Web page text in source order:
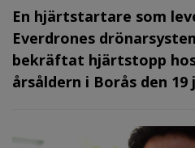
En hjärtstartare som
Everdrones
bekräftat hjärtstopp hos
årsåldern i Borås den 19